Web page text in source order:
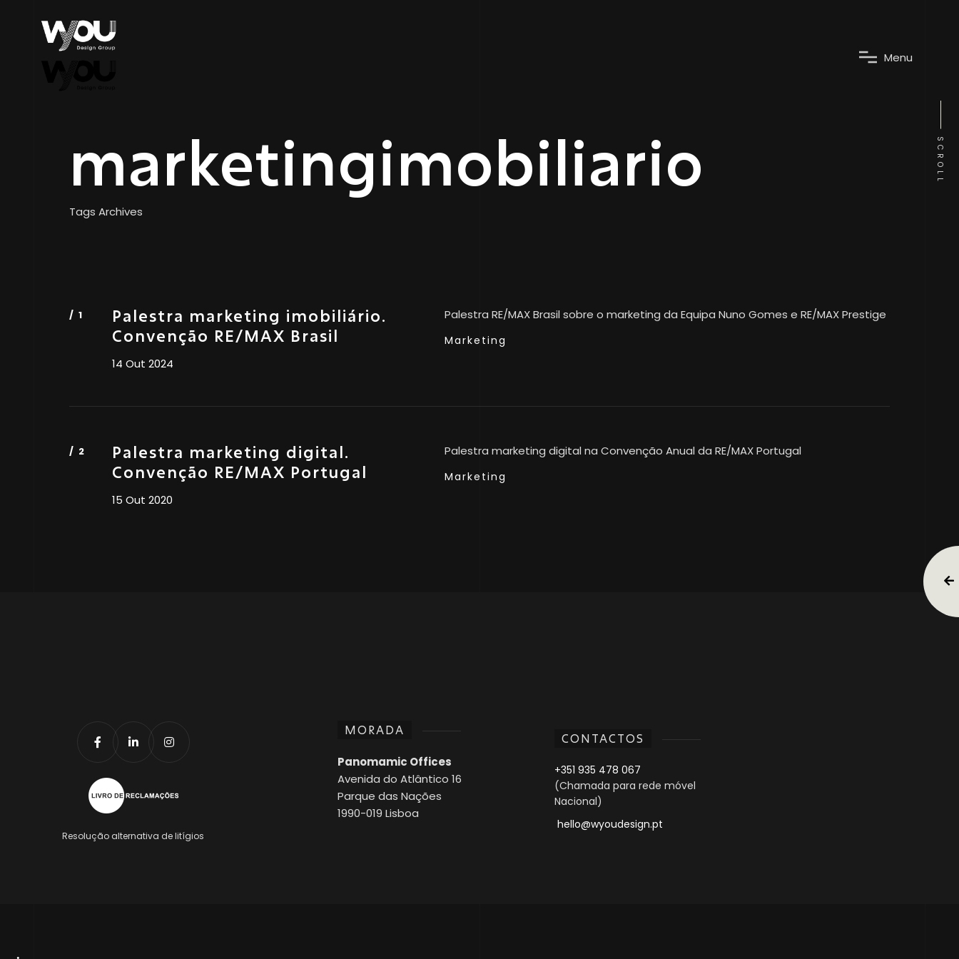
Menu
marketingimobiliario
Tags Archives
SCROLL
Palestra marketing imobiliário.
Convenção RE/MAX Brasil
14 Out 2024
Palestra RE/MAX Brasil sobre o marketing da Equipa Nuno Gomes e RE/MAX Prestige
Marketing
Palestra marketing digital.
Convenção RE/MAX Portugal
15 Out 2020
Palestra marketing digital na Convenção Anual da RE/MAX Portugal
Marketing
Resolução alternativa de litígios
MORADA
Panomamic Offices
Avenida do Atlântico 16
Parque das Nações
1990-019 Lisboa
CONTACTOS
+351 935 478 067
(Chamada para rede móvel
Nacional)
hello@wyoudesign.pt